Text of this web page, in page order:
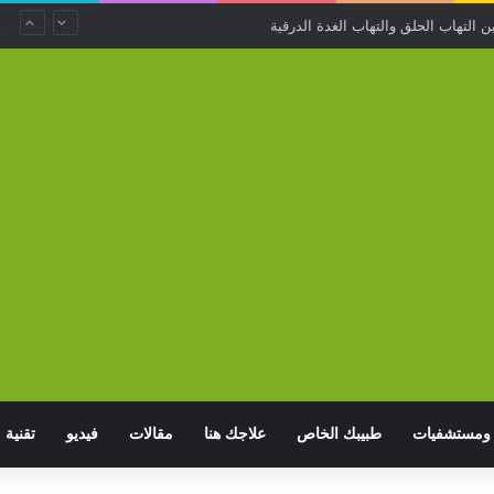
طبيبك الخاص علاجك هنا مقالات فيديو تقنية